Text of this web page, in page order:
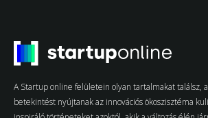
A Startup online felületein olyan tartalmakat találsz,
betekintést nyújtanak az innovációs ökoszisztéma